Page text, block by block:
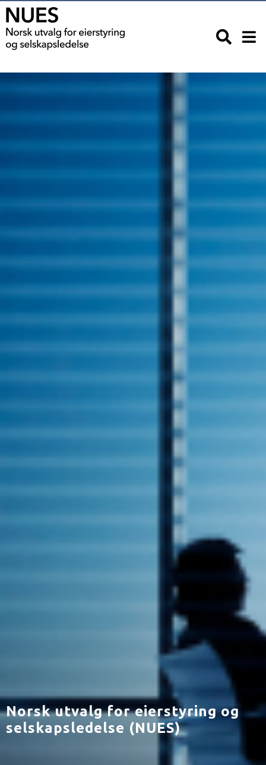
Norsk utvalg for eierstyring og
selskapsledelse (NUES)